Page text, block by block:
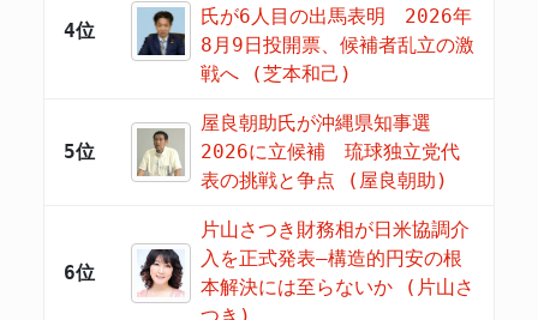
4位
氏が6人目の出馬表明 2026年
8月9日投開票、候補者乱立の激
戦へ (芝本和己)
5位
屋良朝助氏が沖縄県知事選
2026に立候補 琉球独立党代
表の挑戦と争点 (屋良朝助)
6位
片山さつき財務相が日米協調介
入を正式発表―構造的円安の根
本解決には至らないか (片山さ